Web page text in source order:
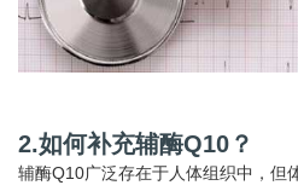
2.如何补充辅酶Q10？
辅酶Q10广泛存在于人体组织中，但